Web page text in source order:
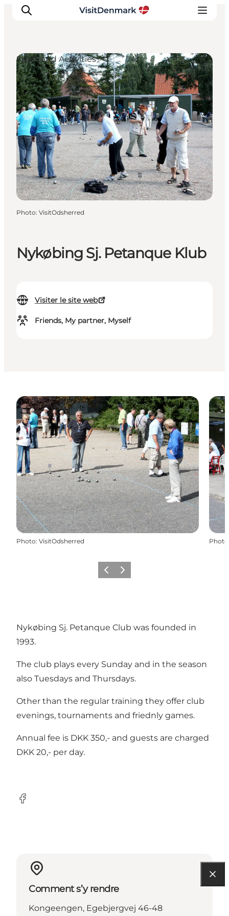
Inspirations
Destinations
Quoi faire
Hébergements
Planifiez votre voyage
Nykøbing Sj. Petanque Klub
Visiter le site web
Friends, My partner, Myself
Sport and Activities
Photo: VisitOdsherred
Photo: VisitOdsherred Photo
PrécédentSuivant
Nykøbing Sj. Petanque Club was founded in
1993.
The club plays every Sunday and in the season
also Tuesdays and Thursdays.
Other than the regular training they offer club
evenings, tournaments and friednly games.
Annual fee is DKK 350,- and guests are charged
DKK 20,- per day.
Facebook
Comment s’y rendre
Kongeengen, Egebjergvej 46-48